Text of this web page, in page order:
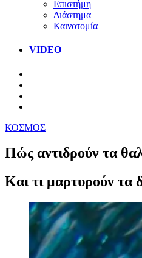
Επιστήμη
Διάστημα
Καινοτομία
VIDEO
ΚΟΣΜΟΣ
Πώς αντιδρούν τα
Και τι μαρτυρούν τα